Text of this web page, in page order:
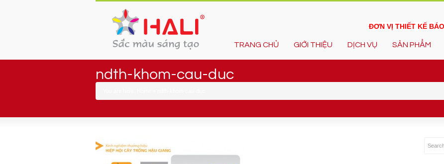
ĐƠN VỊ THIẾT KẾ
TRANG CHỦ GIỚI THIỆU DỊCH VỤ SẢN PHẨM
ndth-khom-cau-duc